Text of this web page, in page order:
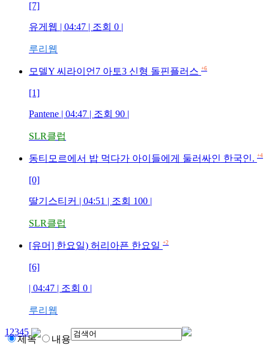
[7]
유게웹 | 04:47 | 조회 0 |
루리웹
모델Y 씨라이언7 아토3 신형 돌핀플러스 +6
[1]
Pantene | 04:47 | 조회 90 |
SLR클럽
동티모르에서 밥 먹다가 아이들에게 둘러싸인 한국인. +4
[0]
딸기스티커 | 04:51 | 조회 100 |
SLR클럽
[유머] 한요일) 허리아픈 한요일 +2
[6]
| 04:47 | 조회 0 |
루리웹
1 2345
제목 내용